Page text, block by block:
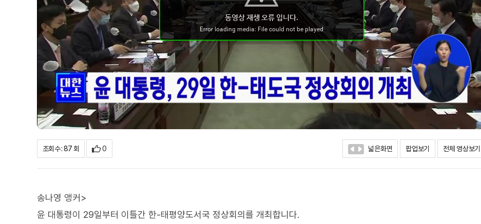
조회수 : 87 회 0 넓은화면 팝업보기 전체 영상보기
송나영 앵커>
윤 대통령이 29일부터 이틀간 한-태평양도서국 정상회의를 개최합니다.